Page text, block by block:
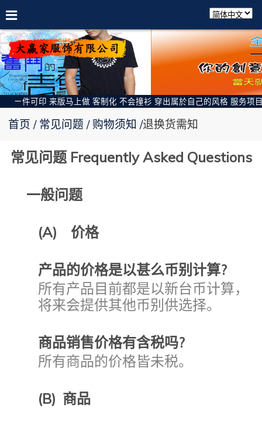
ㄧ件可印 来版马上做 客制化 不会撞衫 穿出属於自己的风格 服务项目
首页 常见问题 购物须知 退换货需知
常见问题 Frequently Asked Questions
一般问题
(A) 价格
产品的价格是以甚么币别计算?
所有产品目前都是以新台币计算，
将来会提供其他币别供选择。
商品销售价格有含税吗?
所有商品的价格皆未税。
(B) 商品